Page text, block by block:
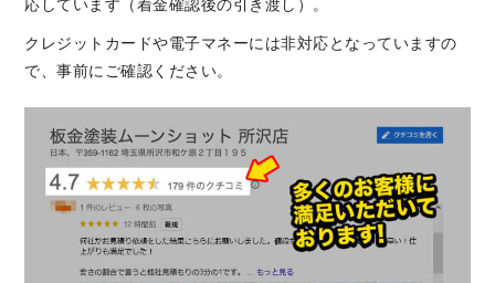
応しています（着金確認後の引き渡し）。
クレジットカードや電子マネーには非対応となっていますの
で、事前にご確認ください。